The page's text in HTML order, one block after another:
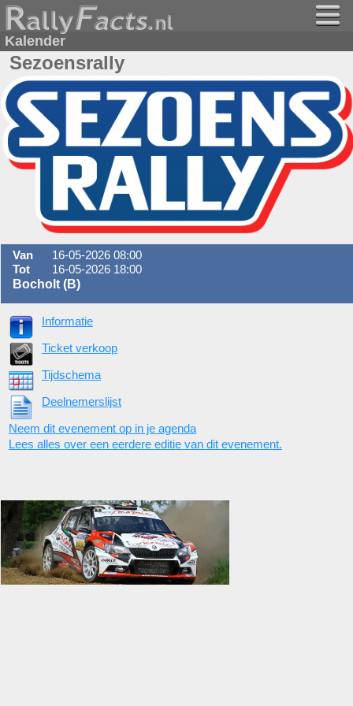
Kalender
Sezoensrally
Van
16-05-2026 08:00
Tot
16-05-2026 18:00
Bocholt (B)
Informatie
Ticket verkoop
Tijdschema
Deelnemerslijst
Neem dit evenement op in je agenda
Lees alles over een eerdere editie van dit evenement.